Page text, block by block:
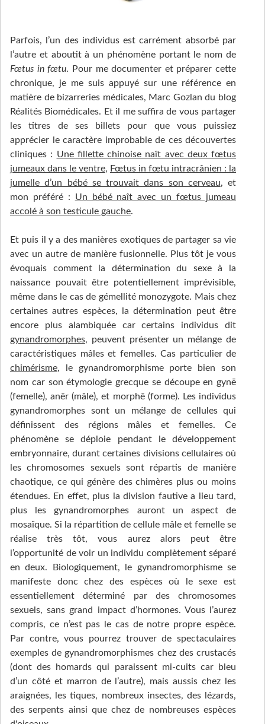
Parfois, l’un des individus est carrément absorbé par
l’autre et aboutit à un phénomène portant le nom de
Fœtus in fœtu. Pour me documenter et préparer cette
chronique, je me suis appuyé sur une référence en
matière de bizarreries médicales, Marc Gozlan du blog
Réalités Biomédicales. Et il me suffira de vous partager
les titres de ses billets pour que vous puissiez
apprécier le caractère improbable de ces découvertes
cliniques : Une fillette chinoise naît avec deux fœtus
jumeaux dans le ventre, Fœtus in fœtu intracrânien : la
jumelle d’un bébé se trouvait dans son cerveau, et
mon préféré : Un bébé naît avec un fœtus jumeau
accolé à son testicule gauche.
Et puis il y a des manières exotiques de partager sa vie
avec un autre de manière fusionnelle. Plus tôt je vous
évoquais comment la détermination du sexe à la
naissance pouvait être potentiellement imprévisible,
même dans le cas de gémellité monozygote. Mais chez
certaines autres espèces, la détermination peut être
encore plus alambiquée car certains individus dit
gynandromorphes, peuvent présenter un mélange de
caractéristiques mâles et femelles. Cas particulier de
chimérisme, le gynandromorphisme porte bien son
nom car son étymologie grecque se découpe en gynē
(femelle), anēr (mâle), et morphē (forme). Les individus
gynandromorphes sont un mélange de cellules qui
définissent des régions mâles et femelles. Ce
phénomène se déploie pendant le développement
embryonnaire, durant certaines divisions cellulaires où
les chromosomes sexuels sont répartis de manière
chaotique, ce qui génère des chimères plus ou moins
étendues. En effet, plus la division fautive a lieu tard,
plus les gynandromorphes auront un aspect de
mosaïque. Si la répartition de cellule mâle et femelle se
réalise très tôt, vous aurez alors peut être
l’opportunité de voir un individu complètement séparé
en deux. Biologiquement, le gynandromorphisme se
manifeste donc chez des espèces où le sexe est
essentiellement déterminé par des chromosomes
sexuels, sans grand impact d’hormones. Vous l’aurez
compris, ce n’est pas le cas de notre propre espèce.
Par contre, vous pourrez trouver de spectaculaires
exemples de gynandromorphismes chez des crustacés
(dont des homards qui paraissent mi-cuits car bleu
d’un côté et marron de l’autre), mais aussis chez les
araignées, les tiques, nombreux insectes, des lézards,
des serpents ainsi que chez de nombreuses espèces